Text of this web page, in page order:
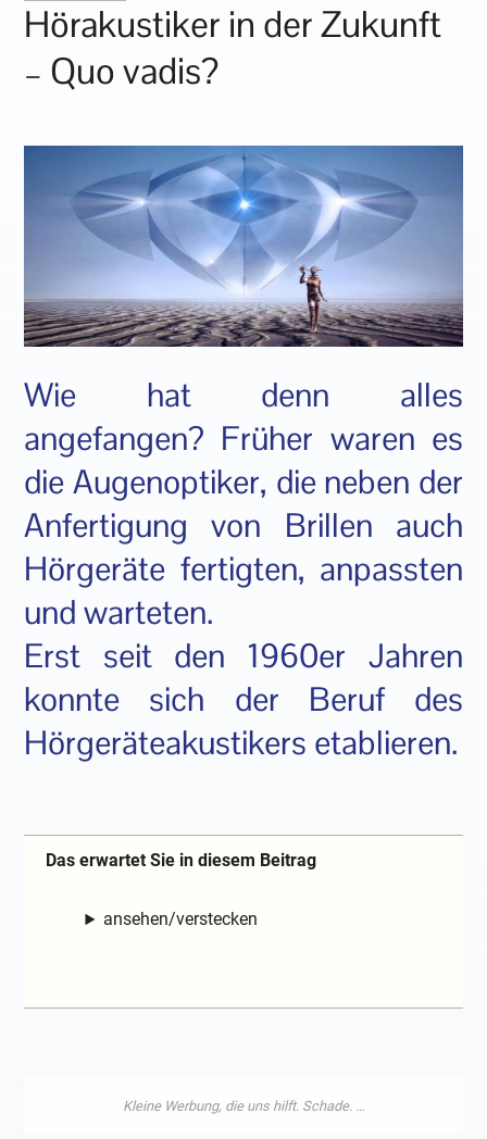
Hörakustiker in der Zukunft
– Quo vadis?
Wie hat denn alles
angefangen? Früher waren es
die Augenoptiker, die neben der
Anfertigung von Brillen auch
Hörgeräte fertigten, anpassten
und warteten.
Erst seit den 1960er Jahren
konnte sich der Beruf des
Hörgeräteakustikers etablieren.
Das erwartet Sie in diesem Beitrag
ansehen/verstecken